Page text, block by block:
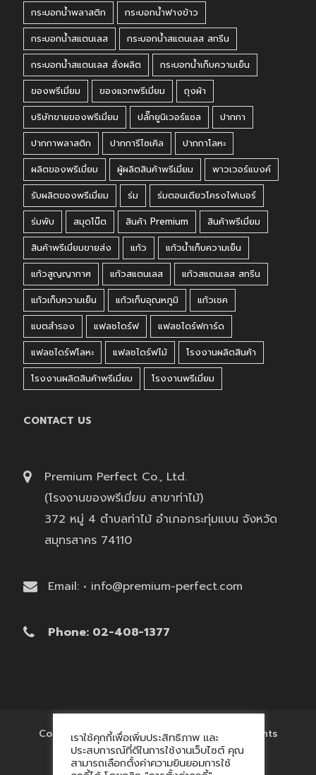
กระบอกน้ำพลาสติก
กระบอกน้ำฟางข้าว
กระบอกน้ำสแตนเลส
กระบอกน้ำสแตนเลส สกรีน
กระบอกน้ำสแตนเลส สั่งผลิต
กระบอกน้ำเก็บความเย็น
ของพรีเมี่ยม
ของแจกพรีเมี่ยม
ถุงผ้า
บริษัทขายของพรีเมี่ยม
ปลั๊กยูนิเวอร์แซล
ปากกา
ปากกาพลาสติก
ปากการีไซเคิล
ปากกาโลหะ
ผลิตของพรีเมี่ยม
ผู้ผลิตสินค้าพรีเมี่ยม
พาวเวอร์แบงค์
รับผลิตของพรีเมี่ยม
ร่ม
ร่มตอนเดียวโครงไฟเบอร์
ร่มพับ
สมุดโน๊ต สินค้า Premium
สินค้าพรีเมี่ยม
สินค้าพรีเมี่ยมขายส่ง
แก้ว
แก้วน้ำเก็บความเย็น
แก้วสูญญากาศ
แก้วสแตนเลส
แก้วสแตนเลส สกรีน
แก้วเก็บความเย็น
แก้วเก็บอุณหภูมิ
แก้วเชค
แบตสำรอง
แฟลชไดร์ฟ
แฟลชไดร์ฟการ์ด
แฟลชไดร์ฟโลหะ
แฟลชไดร์ฟไม้
โรงงานผลิตสินค้า
โรงงานผลิตสินค้าพรีเมี่ยม
โรงงานพรีเมี่ยม
CONTACT US
Premium Perfect Co., Ltd.
(โรงงานของพรีเมี่ยม สาขาท่าไม้)
372 หมู่ 4 ตำบลท่าไม้ อำเภอกระทุ่มแบน จังหวัด
สมุทรสาคร 74110
Email: • info@premium-perfect.com
Phone: 02-408-1377
Copyright © 2017 'โรงงานของพรีเมี่ยม' All Rights
Reserved.
เราใช้คุกกี้เพื่อเพิ่มประสิทธิภาพ และ
ประสบการณ์ที่ดีในการใช้งานเว็บไซต์ คุณ
สามารถเลือกตั้งค่าความยินยอมการใช้